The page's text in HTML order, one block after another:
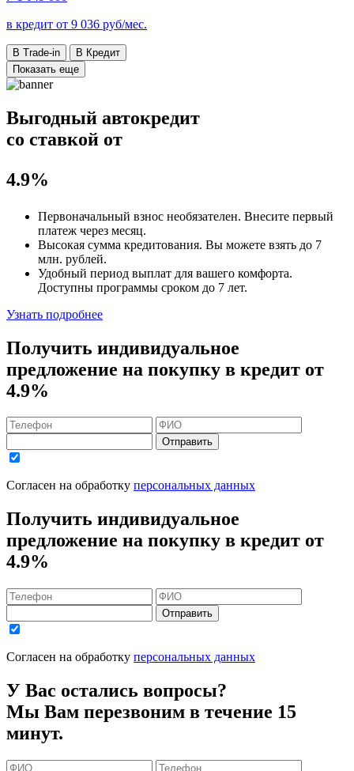
в кредит от 9 036 руб/мес.
В Trade-in
В Кредит
Показать еще
Выгодный автокредит
со ставкой от
4.9%
Первоначальный взнос необязателен. Внесите первый
платеж через месяц.
Высокая сумма кредитования. Вы можете взять до 7
млн. рублей.
Удобный период выплат для вашего комфорта.
Доступны программы сроком до 7 лет.
Узнать подробнее
Получить индивидуальное
предложение на покупку в кредит от
4.9%
Отправить
Согласен на обработку персональных данных
Получить индивидуальное
предложение на покупку в кредит от
4.9%
Отправить
Согласен на обработку персональных данных
У Вас остались вопросы?
Мы Вам перезвоним в течение 15
минут.